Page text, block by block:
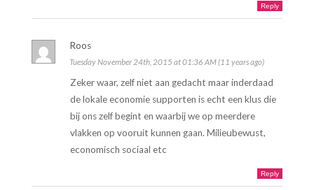
Reply
Roos
Tuesday November 24th, 2015 at 01:36 AM (11 years ago)
Zeker waar, zelf niet aan gedacht maar inderdaad
de lokale economie supporten is echt een klus die
bij ons zelf begint en waarbij we op meerdere
vlakken op vooruit kunnen gaan. Milieubewust,
economisch sociaal etc
Reply